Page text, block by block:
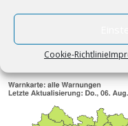
Cookie-Richtlinie
Keine Wetterwarnungen